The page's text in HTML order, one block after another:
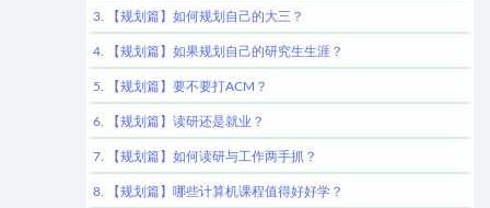
3. 【规划篇】如何规划自己的大三？
4. 【规划篇】如果规划自己的研究生生涯？
5. 【规划篇】要不要打ACM？
6. 【规划篇】读研还是就业？
7. 【规划篇】如何读研与工作两手抓？
8. 【规划篇】哪些计算机课程值得好好学？